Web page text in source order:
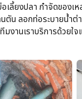
ยงปลา​ กำจัด​ของเ
น​ ลอกท่อระบายน้ำ​
นเราบริการ​ด้วยใ